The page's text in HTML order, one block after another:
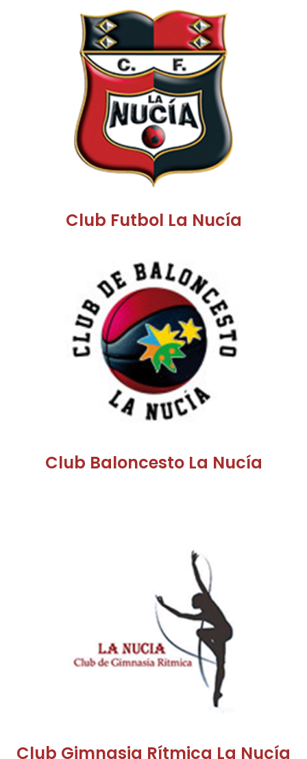
Club Futbol La Nucía
Club Baloncesto La Nucía
Club Gimnasia Rítmica La Nucía